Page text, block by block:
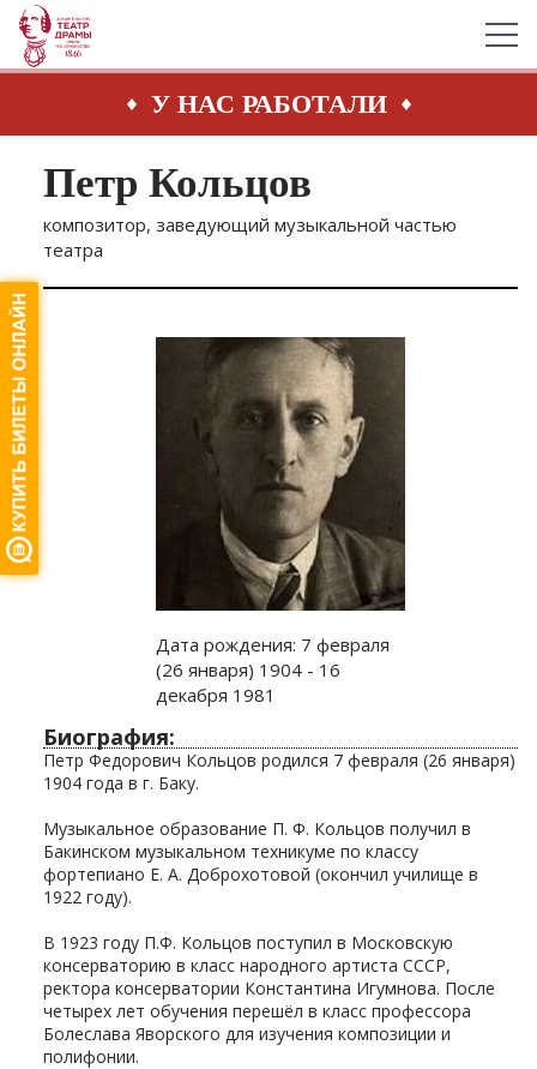
У НАС РАБОТАЛИ
Петр Кольцов
композитор, заведующий музыкальной частью
театра
Дата рождения: 7 февраля
(26 января) 1904 - 16
декабря 1981
Биография:
Петр Федорович Кольцов родился 7 февраля (26 января)
1904 года в г. Баку.
Музыкальное образование П. Ф. Кольцов получил в
Бакинском музыкальном техникуме по классу
фортепиано Е. А. Доброхотовой (окончил училище в
1922 году).
В 1923 году П.Ф. Кольцов поступил в Московскую
консерваторию в класс народного артиста СССР,
ректора консерватории Константина Игумнова. После
четырех лет обучения перешёл в класс профессора
Болеслава Яворского для изучения композиции и
полифонии.